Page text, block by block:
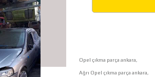
Opel çıkma parça ankara,
Ağrı Opel çıkma parça ankara,